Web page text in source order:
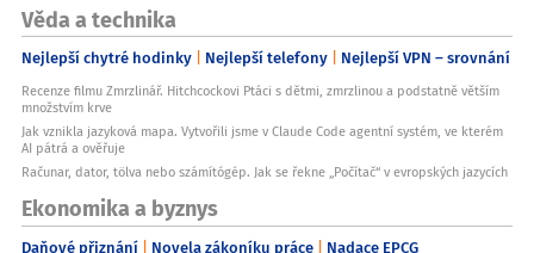
Věda a technika
Nejlepší chytré hodinky Nejlepší telefony Nejlepší VPN – srovnání
Recenze filmu Zmrzlinář. Hitchcockovi Ptáci s dětmi, zmrzlinou a podstatně větším
množstvím krve
Jak vznikla jazyková mapa. Vytvořili jsme v Claude Code agentní systém, ve kterém
AI pátrá a ověřuje
Računar, dator, tölva nebo számítógép. Jak se řekne „Počítač“ v evropských jazycích
Ekonomika a byznys
Daňové přiznání Novela zákoníku práce Nadace EPCG